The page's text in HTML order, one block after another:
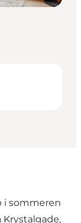
i sommeren
Krystalgade,